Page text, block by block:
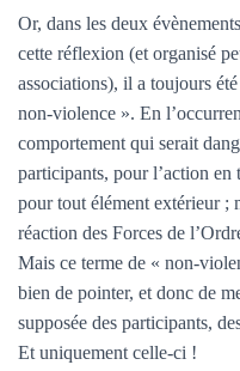
Or, dans les deux
cette réflexion (et organisé
associations), il a toujours
non-violence ». En
comportement qui serait
participants, pour l’action
pour tout élément extérieur ;
réaction des Forces de
Mais ce terme de « non-
bien de pointer, et donc de
supposée des participants,
Et uniquement celle-ci !